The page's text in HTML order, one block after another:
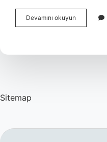
Devamını okuyun
Söz
Demek
Sitemap